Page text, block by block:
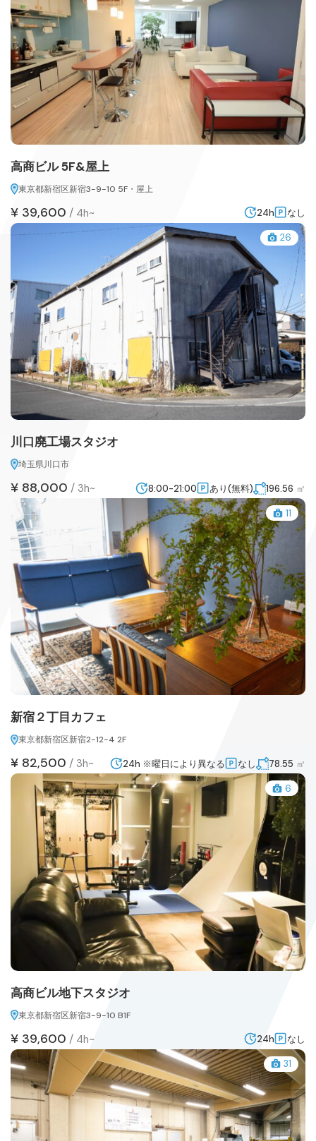
高商ビル 5F&屋上
東京都新宿区新宿3-9-10 5F・屋上
¥ 39,600 / 4h~ 24h なし
26
川口廃工場スタジオ
埼玉県川口市
¥ 88,000 / 3h~ 8:00-21:00 あり(無料) 196.56 ㎡
11
新宿２丁目カフェ
東京都新宿区新宿2-12-4 2F
¥ 82,500 / 3h~ 24h ※曜日により異なる なし 78.55 ㎡
6
高商ビル地下スタジオ
東京都新宿区新宿3-9-10 B1F
¥ 39,600 / 4h~ 24h なし
31